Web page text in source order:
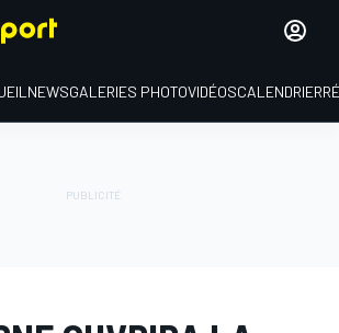
NEWSGALERIES PHOTOVIDÉOSCALENDRIER